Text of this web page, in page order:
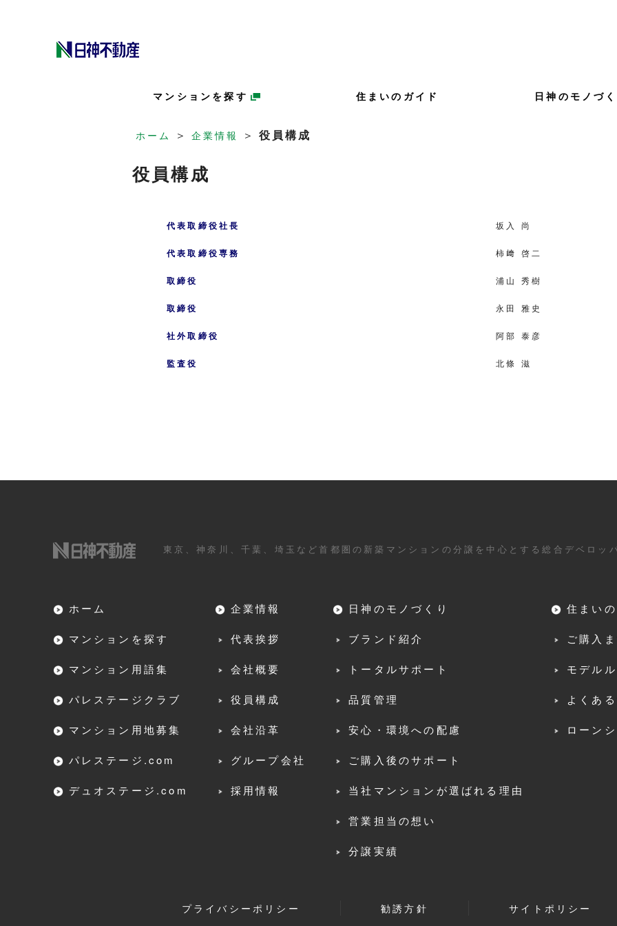
マンションを探す 住まいのガイド 日神のモノづく
ホーム ＞ 企業情報 ＞ 役員構成
役員構成
代表取締役社長 坂入 尚
代表取締役専務 柿﨑 啓二
取締役 浦山 秀樹
取締役 永田 雅史
社外取締役 阿部 泰彦
監査役 北條 滋
東京、神奈川、千葉、埼玉など首都圏の新築マンションの分譲を中心とする総合デベロッ
ホーム
マンションを探す
マンション用語集
パレステージクラブ
マンション用地募集
パレステージ.com
デュオステージ.com
企業情報
代表挨拶
会社概要
役員構成
会社沿革
グループ会社
採用情報
日神のモノづくり
ブランド紹介
トータルサポート
品質管理
安心・環境への配慮
ご購入後のサポート
当社マンションが選ばれる理由
営業担当の想い
分譲実績
住まい
ご購入
モデル
よくあ
ローン
プライバシーポリシー 勧誘方針 サイトポリシー